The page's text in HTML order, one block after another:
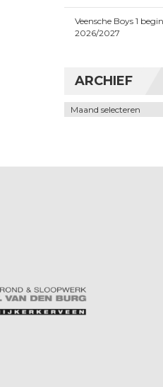
Veensche Boys 1
2026/2027
ARCHIEF
Archief